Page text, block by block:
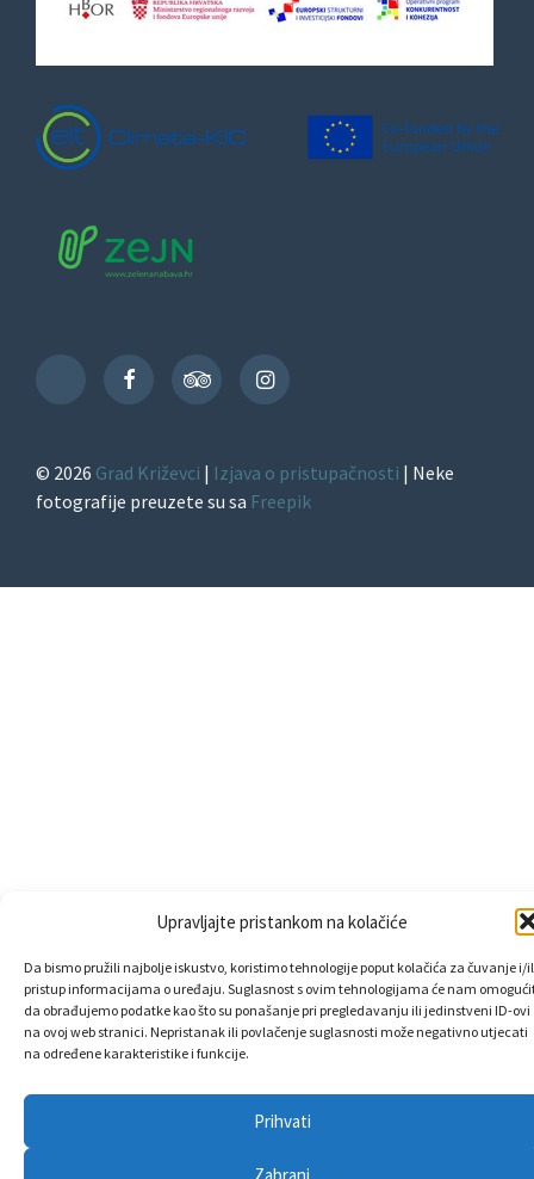
Upravljajte pristankom na kolačiće
Da bismo pružili najbolje iskustvo, koristimo tehnologije poput kolačića za čuvanje i/
pristup informacijama o uređaju. Suglasnost s ovim tehnologijama će nam
da obrađujemo podatke kao što su ponašanje pri pregledavanju ili jedinstveni ID-ovi
na ovoj web stranici. Nepristanak ili povlačenje suglasnosti može negativno utjecati
na određene karakteristike i funkcije.
Prihvati
Zabrani
TikTok
FacebookTripAdvisorInstagram
© 2026 Grad Križevci | Izjava o pristupačnosti | Neke
fotografije preuzete su sa Freepik